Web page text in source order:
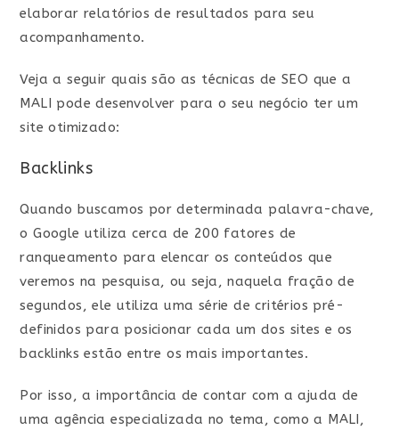
elaborar relatórios de resultados para seu
acompanhamento.
Veja a seguir quais são as técnicas de SEO que a
MALI pode desenvolver para o seu negócio ter um
site otimizado:
Backlinks
Quando buscamos por determinada palavra-chave,
o Google utiliza cerca de 200 fatores de
ranqueamento para elencar os conteúdos que
veremos na pesquisa, ou seja, naquela fração de
segundos, ele utiliza uma série de critérios pré-
definidos para posicionar cada um dos sites e os
backlinks estão entre os mais importantes.
Por isso, a importância de contar com a ajuda de
uma agência especializada no tema, como a MALI,